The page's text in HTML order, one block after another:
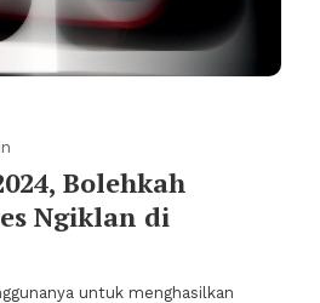
Bolehkah
Ngiklan di
untuk menghasilkan